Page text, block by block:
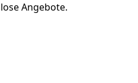
Angebote.